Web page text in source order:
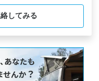
してみる